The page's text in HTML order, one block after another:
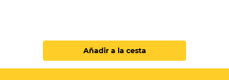
Añadir a la cesta